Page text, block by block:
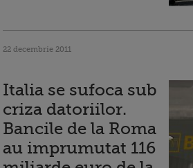
22 decembrie 2011
Italia se sufoca sub
criza datoriilor.
Bancile de la Roma
au imprumutat 116